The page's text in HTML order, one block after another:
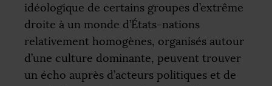
idéologique de certains groupes d’extrême
droite à un monde d’États-nations
relativement homogènes, organisés autour
d’une culture dominante, peuvent trouver
un écho auprès d’acteurs politiques et de